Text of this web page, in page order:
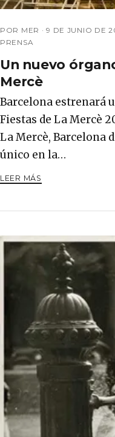
POR MER ·9 DE JUNIO DE
PRENSA
Un nuevo
Mercè
Barcelona estrenará
Fiestas de La Mercè
La Mercè, Barcelona
único en la…
LEER MÁS